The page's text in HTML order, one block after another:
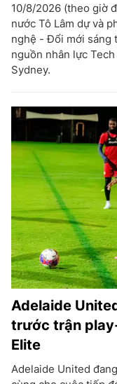
10/8/2026 (theo giờ
nước Tô Lâm dự và
nghệ - Đổi mới sáng
nguồn nhân lực
Sydney.
Adelaide
trước trận
Elite
Adelaide United